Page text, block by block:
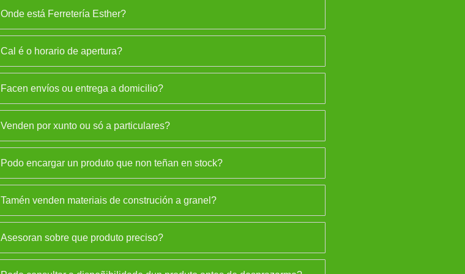
Onde está Ferretería Esther?
Cal é o horario de apertura?
Facen envíos ou entrega a domicilio?
Venden por xunto ou só a particulares?
Podo encargar un produto que non teñan en stock?
Tamén venden materiais de construción a granel?
Asesoran sobre que produto preciso?